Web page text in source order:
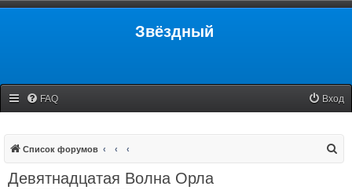
Звёздный
FAQ Вход
Список форумов
Девятнадцатая Волна Орла